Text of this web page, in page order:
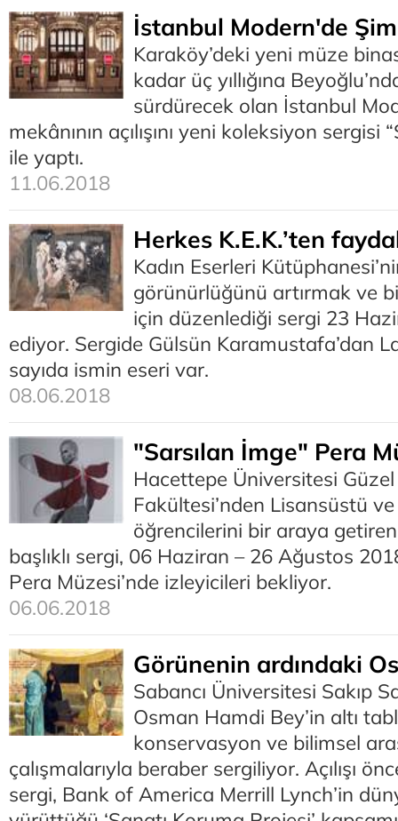
İstanbul Modern'de
Karaköy’deki yeni müze
kadar üç yıllığına
sürdürecek olan İstanbul
mekânının açılışını yeni koleksiyon sergisi
ile yaptı.
11.06.2018
Herkes K.E.K.’ten
Kadın Eserleri
görünürlüğünü artırmak ve
için düzenlediği sergi 23
ediyor. Sergide Gülsün Karamustafa’dan
sayıda ismin eseri var.
08.06.2018
"Sarsılan İmge" Pera
Hacettepe Üniversitesi
Fakültesi’nden Lisansüstü
öğrencilerini bir araya getiren
başlıklı sergi, 06 Haziran – 26 Ağustos
Pera Müzesi’nde izleyicileri bekliyor.
06.06.2018
Görünenin ardındaki
Sabancı Üniversitesi Sakıp
Osman Hamdi Bey’in altı
konservasyon ve bilimsel
çalışmalarıyla beraber sergiliyor. Açılışı
sergi, Bank of America Merrill Lynch’in